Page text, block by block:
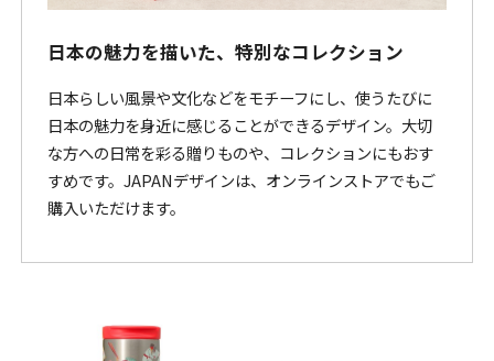
日本の魅力を描いた、特別なコレクション
日本らしい風景や文化などをモチーフにし、使うたびに
日本の魅力を身近に感じることができるデザイン。大切
な方への日常を彩る贈りものや、コレクションにもおす
すめです。JAPANデザインは、オンラインストアでもご
購入いただけます。